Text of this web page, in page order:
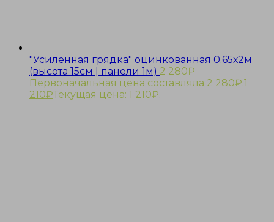
"Усиленная грядка" оцинкованная 0.65х2м
(высота 15см | панели 1м) 2 280₽
Первоначальная цена составляла 2 280₽.1
210₽Текущая цена: 1 210₽.